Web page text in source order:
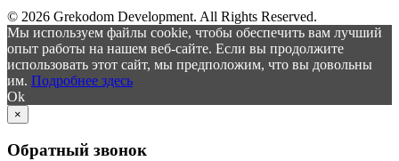
© 2026 Grekodom Development. All Rights Reserved.
Мы используем файлы cookie, чтобы обеспечить вам лучший
опыт работы на нашем веб-сайте. Если вы продолжите
использовать этот сайт, мы предположим, что вы довольны
им. Подробнее здесь
Ok
×
Обратный звонок